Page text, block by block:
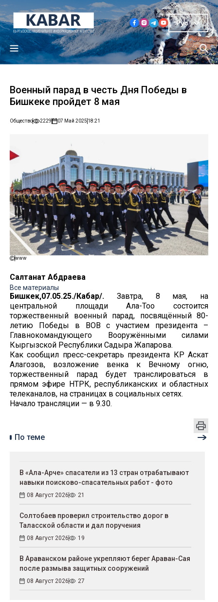
Рус
Военный парад в честь Дня Победы в
Бишкеке пройдет 8 мая
Общество 2229 07 Май 2025 18:21
www
Салтанат Абдраева
Все материалы
Бишкек,07.05.25./Кабар/. Завтра, 8 мая, на
центральной площади Ала-Тоо состоится
торжественный военный парад, посвящённый 80-
летию Победы в ВОВ с участием президента –
Главнокомандующего Вооружёнными силами
Кыргызской Республики Садыра Жапарова.
Как сообщил пресс-секретарь президента КР Аскат
Алагозов, возложение венка к Вечному огню,
торжественный парад будет транслироваться в
прямом эфире НТРК, республиканских и областных
телеканалов, на страницах в социальных сетях.
Начало трансляции — в 9.30.
По теме
В «Ала-Арче» спасатели из 13 стран отрабатывают
навыки поисково-спасательных работ - фото
08 Август 2026 21
Солтобаев проверил строительство дорог в
Таласской области и дал поручения
08 Август 2026 19
В Араванском районе укрепляют берег Араван-Сая
после размыва защитных сооружений
08 Август 2026 27